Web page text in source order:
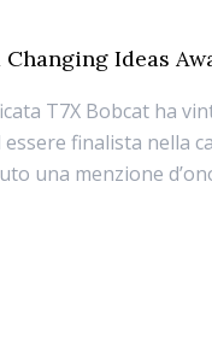
Ideas
T7X Bobcat ha
finalista nella
una menzione